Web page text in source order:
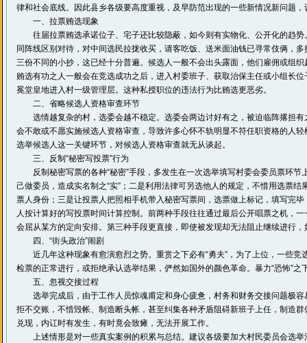
律和社会底线。因此县乡各级要高度重视，及早防范出现的一些新情况新问题
一、拉票贿选现象
往届拉票贿选承诺位子、宅子还比较隐蔽，如今则有实物化、公开化的趋势
同阵线区别对待，对中间选民拉拢收买，请客吃饭、送米面油钱已寻常伎俩，
三份不同的小抄，这已经十分普遍。候选人一般不会出头露面，他们雇佣或组
贿选有功之人一般会在竞选成功之后，进入村委班子、获取治保主任或小组长
冕堂皇地进入村一级管理层。这种私授职位的违法行为比贿选更恶劣。
二、省略候选人资格审查环节
选情越复杂的村，选委会越不稳定。选委会两边讨好有之，被迫临阵撂担有
会不敢或不愿实施候选人资格审查，导致许多心怀不轨明显不符任职资格的人
选举候选人这一关键环节，对候选人资格审查就无从谈起。
三、反制“秘密写投票”行为
反制秘密写票的各种“秘密”手段，多发生在一次选举填写村委会委员票环节
己做委员，造成实名制之“实”；二是利用法律可另选他人的规定，不惜用选票
票人身份；三是让投票人把照相手机带入秘密写票间，选票做上标记，填写完
人按计算好的写投票时间计算控制。前两种手段往往通过最后公开唱票之机，
会屈从某方的定向安排。第三种手段更直接，即使被发现却无法阻止继续进行
四、“街头政治”闹剧
近几年这种现象有愈演愈烈之势。重赏之下必有“勇夫”，为了上位，一些竞
检票的正常进行，或拒绝承认选举结果，俨然如国外的颜色革命。暴力“恐怖”
五、忽视交接过程
选举完成后，由于工作人员惊魂甫定和身心疲惫，村务和财务交接问题极容
拒不交账，不惜毁帐、制造断头帐，甚至纠集各种矛盾阻碍新班子上任，制造
兑现，内讧时有发生，有时竟会致瘫，无法开展工作。
上述情形是对一些真实案例的积累与总结。建议各级要加大村民委员会选举